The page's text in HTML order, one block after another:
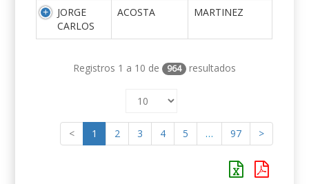
JORGE
CARLOS
ACOSTA MARTINEZ
Registros 1 a 10 de 964 resultados
< 1 2 3 4 5 … 97 >